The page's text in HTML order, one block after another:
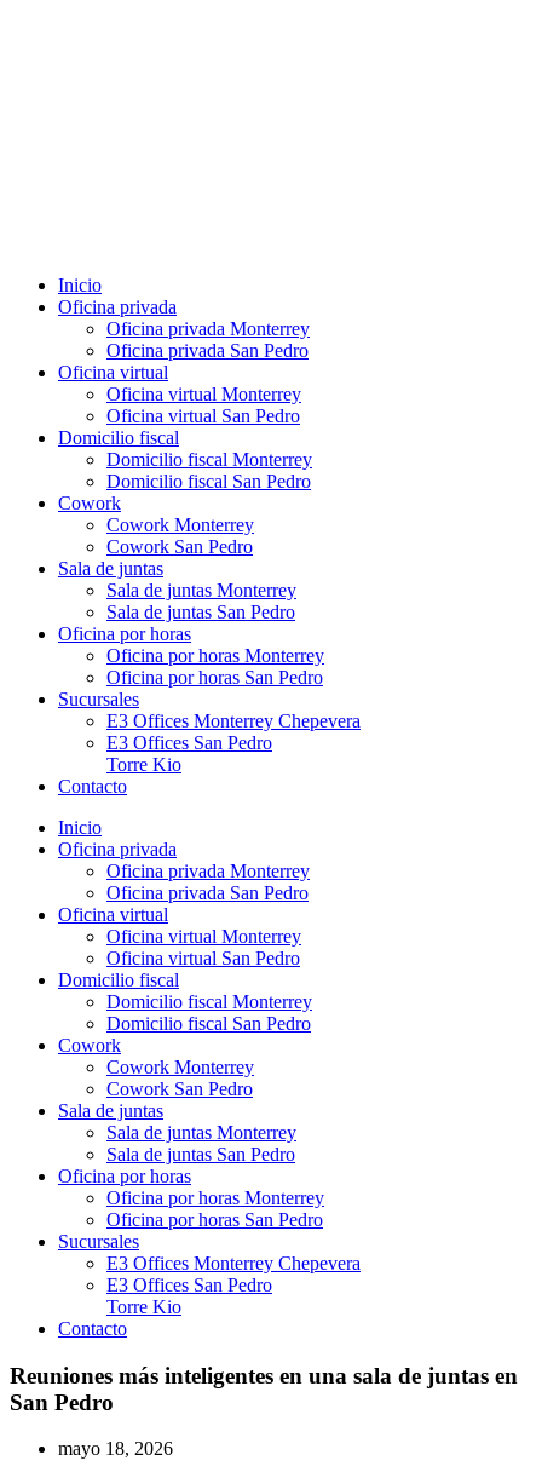
Inicio
Oficina privada
Oficina privada Monterrey
Oficina privada San Pedro
Oficina virtual
Oficina virtual Monterrey
Oficina virtual San Pedro
Domicilio fiscal
Domicilio fiscal Monterrey
Domicilio fiscal San Pedro
Cowork
Cowork Monterrey
Cowork San Pedro
Sala de juntas
Sala de juntas Monterrey
Sala de juntas San Pedro
Oficina por horas
Oficina por horas Monterrey
Oficina por horas San Pedro
Sucursales
E3 Offices Monterrey Chepevera
E3 Offices San Pedro
Torre Kio
Contacto
Inicio
Oficina privada
Oficina privada Monterrey
Oficina privada San Pedro
Oficina virtual
Oficina virtual Monterrey
Oficina virtual San Pedro
Domicilio fiscal
Domicilio fiscal Monterrey
Domicilio fiscal San Pedro
Cowork
Cowork Monterrey
Cowork San Pedro
Sala de juntas
Sala de juntas Monterrey
Sala de juntas San Pedro
Oficina por horas
Oficina por horas Monterrey
Oficina por horas San Pedro
Sucursales
E3 Offices Monterrey Chepevera
E3 Offices San Pedro
Torre Kio
Contacto
Reuniones más inteligentes en una sala de juntas en
San Pedro
mayo 18, 2026